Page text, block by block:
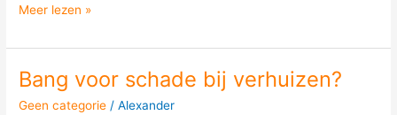
Meer lezen »
Bang voor schade bij verhuizen?
Geen categorie /Alexander
Bang